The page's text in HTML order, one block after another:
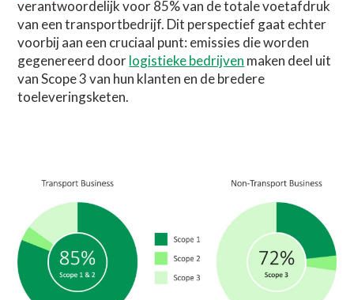
verantwoordelijkvoor 85% van de totale voetafdruk
van een transportbedrijf. Dit perspectief gaat echter
voorbij aan een cruciaal punt: emissies die worden
gegenereerd doorlogistieke bedrijven maken deel uit
van Scope 3 van hun klanten en de bredere
toeleveringsketen.